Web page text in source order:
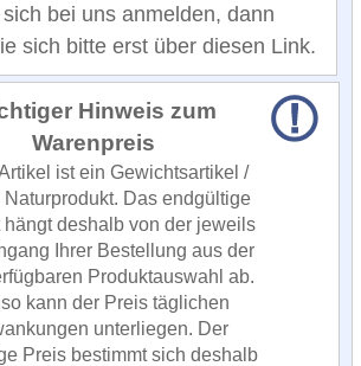
bei uns anmelden, dann
sich bitte erst über diesen Link.
Hinweis zum
Warenpreis
ist ein Gewichtsartikel /
Naturprodukt. Das endgültige
hängt deshalb von der jeweils
Ihrer Bestellung aus der
Produktauswahl ab.
kann der Preis täglichen
unterliegen. Der
Preis bestimmt sich deshalb